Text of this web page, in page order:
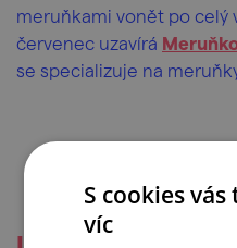
meruňkami vonět po celý
červenec uzavírá
se specializuje na
S cookies
víc